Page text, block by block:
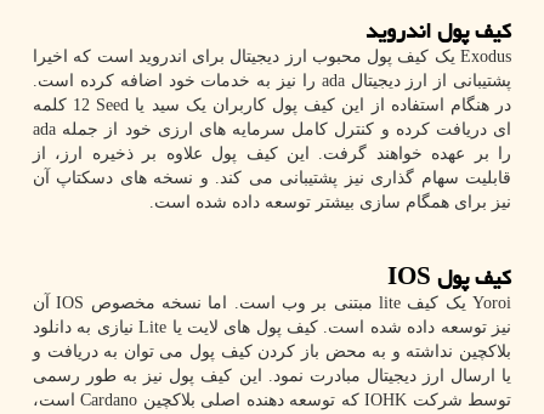
کیف پول اندروید
Exodus یک کیف پول محبوب ارز دیجیتال برای اندروید است که اخیرا
پشتیبانی از ارز دیجیتالada را نیز به خدمات خود اضافه کرده است.
در هنگام استفاده از این کیف پول کاربران یک سید یا Seed
12 کلمه
ای دریافت کرده و کنترل کامل سرمایه های ارزی خود از جمله ada
را بر عهده خواهند گرفت. این کیف پول علاوه بر ذخیره ارز، از
قابلیت سهام گذاری نیز پشتیبانی می کند. و نسخه های دسکتاپ آن
نیز برای همگام سازی بیشتر توسعه داده شده است.
کیف پولIOS
Yoroiیک کیف liteمبتنی بر وب است. اما نسخه مخصوص IOSآن
نیز توسعه داده شده است. کیف پول های لایت یا Liteنیازی به دانلود
بلاکچین نداشته و به محض باز کردن کیف پول می توان به دریافت و
یا ارسال ارز دیجیتال مبادرت نمود. این کیف پول نیز به طور رسمی
توسط شرکت IOHKکه توسعه دهنده اصلی بلاکچین Cardanoاست،